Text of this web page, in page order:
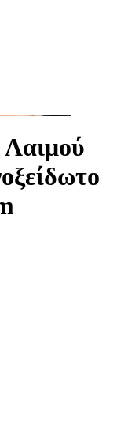
Λαιμού